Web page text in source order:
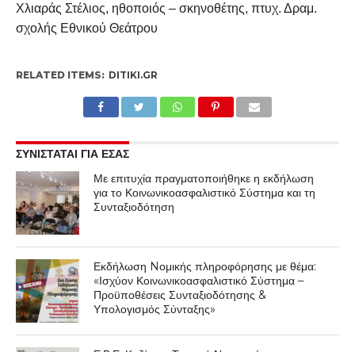
Χλιαράς Στέλιος, ηθοποιός – σκηνοθέτης, πτυχ. Δραμ.
σχολής Εθνικού Θεάτρου
RELATED ITEMS: DITIKI.GR
ΣΥΝΙΣΤΑΤΑΙ ΓΙΑ ΕΣΑΣ
Με επιτυχία πραγματοποιήθηκε η εκδήλωση
για το Κοινωνικοασφαλιστικό Σύστημα και τη
Συνταξιοδότηση
Εκδήλωση Nομικής πληροφόρησης με θέμα:
«Ισχύον Κοινωνικοασφαλιστικό Σύστημα –
Προϋποθέσεις Συνταξιοδότησης &
Υπολογισμός Σύνταξης»